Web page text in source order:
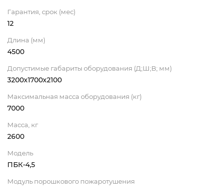
Гарантия, срок (мес)
12
Длина (мм)
4500
Допустимые габариты оборудования (Д;Ш;В; мм)
3200х1700х2100
Максимальная масса оборудования (кг)
7000
Масса, кг
2600
Модель
ПБК-4,5
Модуль порошкового пожаротушения